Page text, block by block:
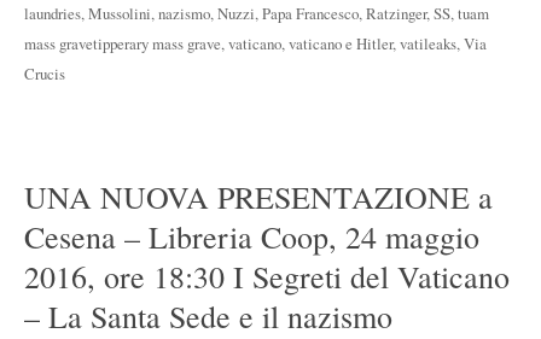
laundries,Mussolini,nazismo,Nuzzi,Papa Francesco,Ratzinger,SS,tuam
mass gravetipperary mass grave,vaticano,vaticano e Hitler,vatileaks,Via
Crucis
UNA NUOVA PRESENTAZIONE a
Cesena – Libreria Coop, 24 maggio
2016, ore 18:30 I Segreti del Vaticano
– La Santa Sede e il nazismo